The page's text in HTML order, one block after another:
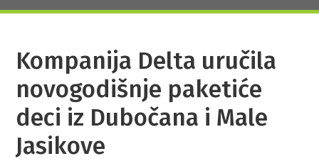
Kompanija Delta uručila
novogodišnje paketiće
deci iz Dubočana i Male
Jasikove